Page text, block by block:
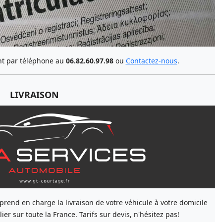
par téléphone au 06.82.60.97.98 ou Contactez-nous.
LIVRAISON
en charge la livraison de votre véhicule à votre domicile
sur toute la France. Tarifs sur devis, n'hésitez pas!